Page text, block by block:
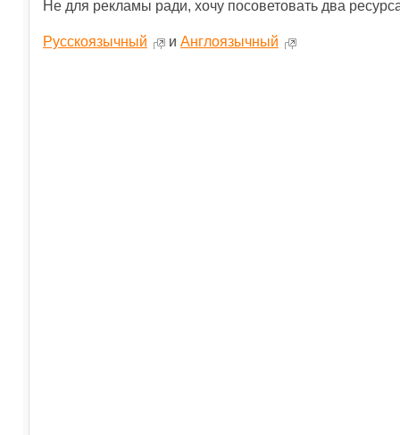
Не для рекламы ради, хочу посоветовать два
Русскоязычный и Англоязычный